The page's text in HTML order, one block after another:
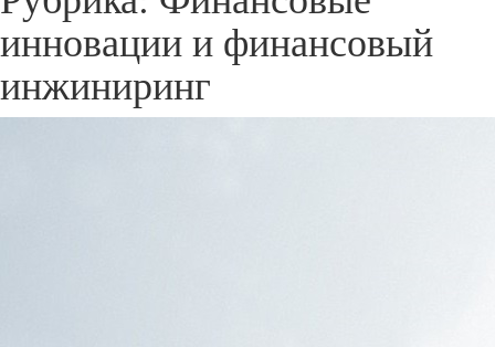
инновации и финансовый
инжиниринг